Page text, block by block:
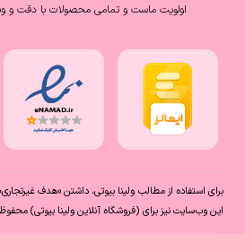
اولویت ماست و تمامی محصولات با دقت و
برای استفاده از مطالب ولینا بیوتی، داشتن «هدف
اين وب‌سايت نیز برای (فروشگاه آنلاین ولینا بیوتی)